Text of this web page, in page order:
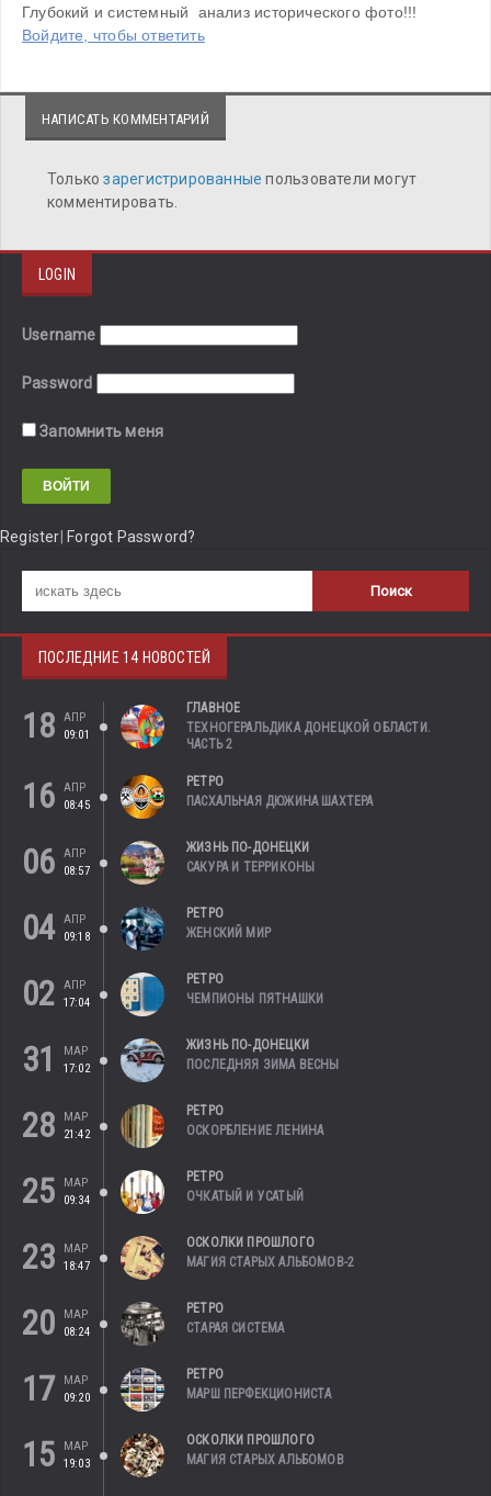
Глубокий и системный  анализ исторического фото!!!
Войдите, чтобы ответить
НАПИСАТЬ КОММЕНТАРИЙ
Толькозарегистрированныепользователи могут
комментировать.
LOGIN
Username
Password
Запомнить меня
Register Forgot Password?
ПОСЛЕДНИЕ 14 НОВОСТЕЙ
18
АПР
09:01
ГЛАВНОЕ
ТЕХНОГЕРАЛЬДИКА ДОНЕЦКОЙ ОБЛАСТИ.
ЧАСТЬ 2
16
АПР
08:45
РЕТРО
ПАСХАЛЬНАЯ ДЮЖИНА ШАХТЕРА
06
АПР
08:57
ЖИЗНЬ ПО-ДОНЕЦКИ
САКУРА И ТЕРРИКОНЫ
04 АПР
09:18
РЕТРО
ЖЕНСКИЙ МИР
02
АПР
17:04
РЕТРО
ЧЕМПИОНЫ ПЯТНАШКИ
31
МАР
17:02
ЖИЗНЬ ПО-ДОНЕЦКИ
ПОСЛЕДНЯЯ ЗИМА ВЕСНЫ
28
МАР
21:42
РЕТРО
ОСКОРБЛЕНИЕ ЛЕНИНА
25
МАР
09:34
РЕТРО
ОЧКАТЫЙ И УСАТЫЙ
23
МАР
18:47
ОСКОЛКИ ПРОШЛОГО
МАГИЯ СТАРЫХ АЛЬБОМОВ-2
20
МАР
08:24
РЕТРО
СТАРАЯ СИСТЕМА
17
МАР
09:20
РЕТРО
МАРШ ПЕРФЕКЦИОНИСТА
15
МАР
19:03
ОСКОЛКИ ПРОШЛОГО
МАГИЯ СТАРЫХ АЛЬБОМОВ